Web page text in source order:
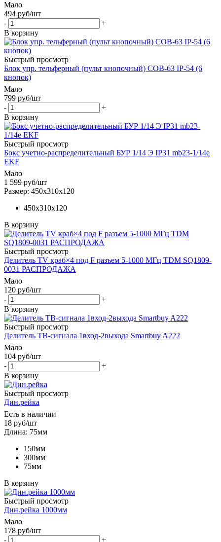
Мало
494 руб/шт
-
+
В корзину
Быстрый просмотр
Блок упр. тельферный (пульт кнопочный) COB-63 IP-54 (6
кнопок)
Мало
799 руб/шт
-
+
В корзину
Быстрый просмотр
Бокс учетно-распределительный БУР 1/14 Э IP31 mb23-1/14е
EKF
Мало
1 599 руб/шт
Размер: 450х310х120
450х310х120
В корзину
Быстрый просмотр
Делитель TV краб×4 под F разъем 5-1000 МГц TDM SQ1809-
0031 РАСПРОДАЖА
Мало
120 руб/шт
-
+
В корзину
Быстрый просмотр
Делитель ТВ-сигнала 1вход-2выхода Smartbuy A222
Мало
104 руб/шт
-
+
В корзину
Быстрый просмотр
Дин.рейка
Есть в наличии
18 руб/шт
Длина: 75мм
150мм
300мм
75мм
В корзину
Быстрый просмотр
Дин.рейка 1000мм
Мало
178 руб/шт
-
+